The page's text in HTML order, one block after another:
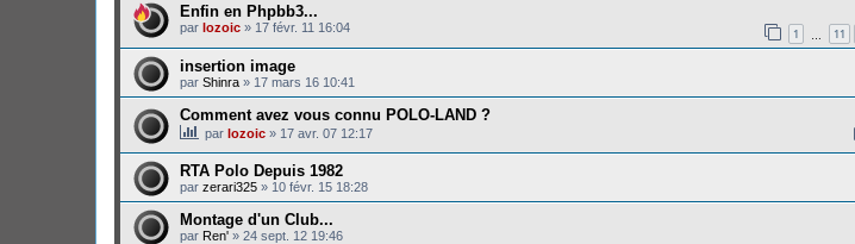
Enfin en Phpbb3...
par lozoic » 17 févr. 11 16:04 1 11
insertion image
par Shinra » 17 mars 16 10:41
Comment avez vous connu POLO-LAND ?
par lozoic » 17 avr. 07 12:17
RTA Polo Depuis 1982
par zerari325 » 10 févr. 15 18:28
Montage d'un Club...
par Ren' » 24 sept. 12 19:46